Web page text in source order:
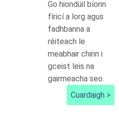
Go hiondúil bíonn
fíricí a lorg agus
fadhbanna a
réiteach le
meabhair chinn i
gceist leis na
gairmeacha seo.
Cuardaigh >